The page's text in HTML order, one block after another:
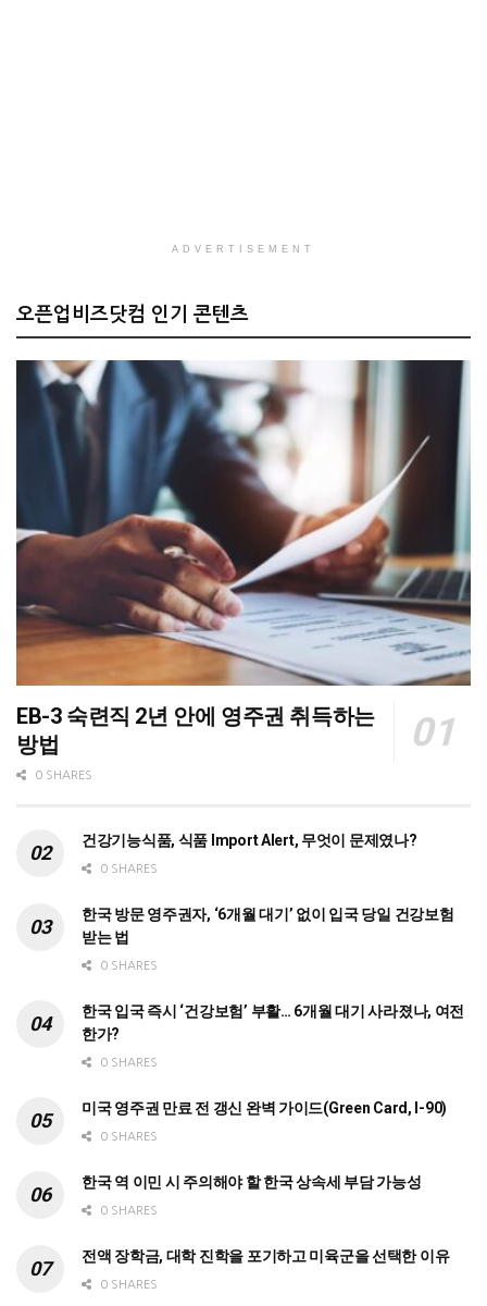
ADVERTISEMENT
오픈업비즈닷컴 인기 콘텐츠
EB-3 숙련직 2년 안에 영주권 취득하는
방법
0 SHARES
건강기능식품, 식품 Import Alert, 무엇이 문제였나?
0 SHARES
한국 방문 영주권자, ‘6개월 대기’ 없이 입국 당일 건강보험
받는 법
0 SHARES
한국 입국 즉시 ‘건강보험’ 부활… 6개월 대기 사라졌나, 여전
한가?
0 SHARES
미국 영주권 만료 전 갱신 완벽 가이드(Green Card, I-90)
0 SHARES
한국 역 이민 시 주의해야 할 한국 상속세 부담 가능성
0 SHARES
전액 장학금, 대학 진학을 포기하고 미육군을 선택한 이유
0 SHARES